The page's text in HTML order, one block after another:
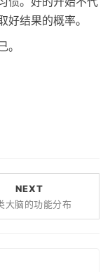
结果的概率。
NEXT
大脑的功能分布